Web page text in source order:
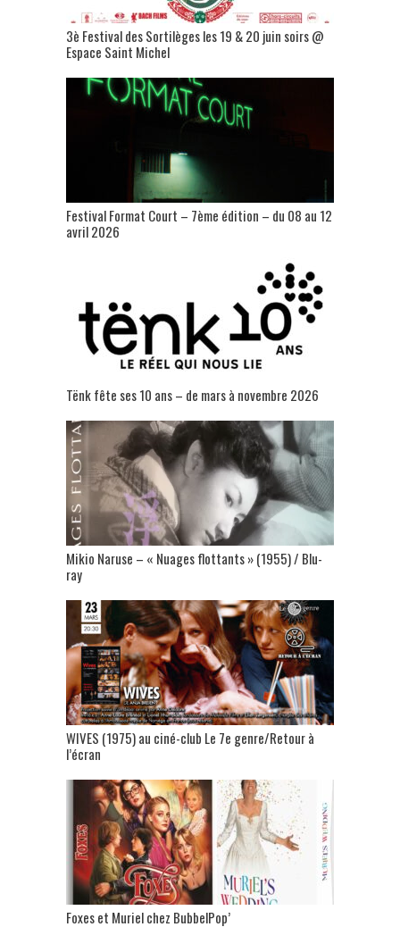
3è Festival des Sortilèges les 19 & 20 juin soirs @
Espace Saint Michel
Festival Format Court – 7ème édition – du 08 au 12
avril 2026
Tënk fête ses 10 ans – de mars à novembre 2026
Mikio Naruse – « Nuages flottants » (1955) / Blu-
ray
WIVES (1975) au ciné-club Le 7e genre/Retour à
l’écran
Foxes et Muriel chez BubbelPop’